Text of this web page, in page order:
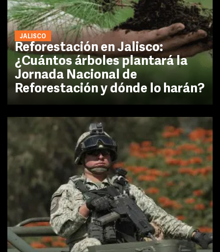
JALISCO
Reforestación en Jalisco:
¿Cuántos árboles plantará la
Jornada Nacional de
Reforestación y dónde lo harán?